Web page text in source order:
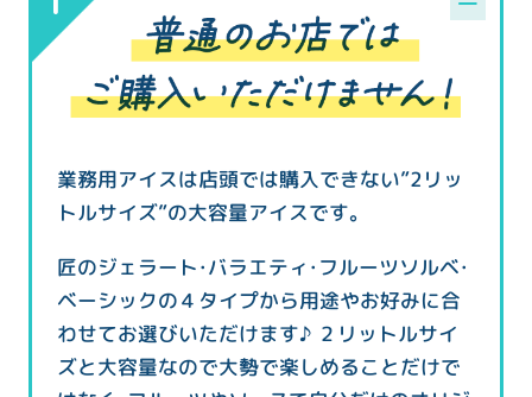
業務用アイスは店頭では購入できない”2リッ
トルサイズ”の大容量アイスです。
匠のジェラート・バラエティ・フルーツソルベ・
ベーシックの４タイプから用途やお好みに合
わせてお選びいただけます♪ ２リットルサイ
ズと大容量なので大勢で楽しめることだけで